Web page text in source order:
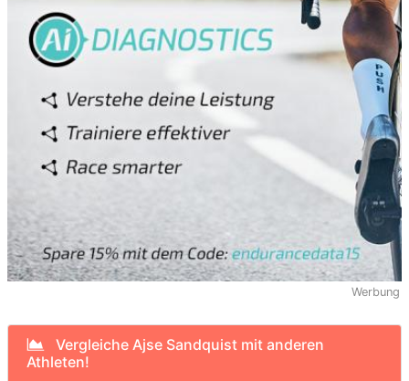
Werbung
Vergleiche Ajse Sandquist mit anderen
Athleten!